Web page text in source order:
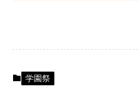
学園祭